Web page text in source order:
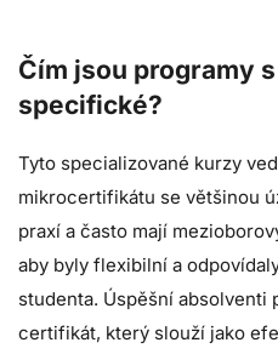
Čím jsou programy
specifické?
Tyto specializované kurzy
mikrocertifikátu se většinou
praxí a často mají
aby byly flexibilní a
studenta. Úspěšní absolventi
certifikát, který slouží jako